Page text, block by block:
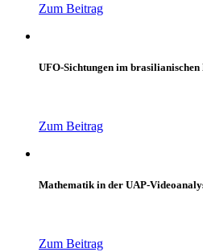
Zum Beitrag
UFO-Sichtungen im
Zum Beitrag
Mathematik in der UAP-
Zum Beitrag